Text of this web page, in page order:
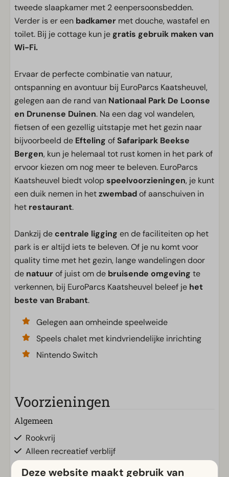
tweede slaapkamer met 2 eenpersoonsbedden.
Verder is er een badkamer met douche, wastafel en
toilet. Bij je cottage kun je gratis gebruik maken van
Wi-Fi.
Ervaar de perfecte combinatie van natuur,
ontspanning en avontuur bij EuroParcs Kaatsheuvel,
gelegen aan de rand van Nationaal Park De Loonse
en Drunense Duinen. Na een dag vol wandelen,
fietsen of een gezellig uitstapje met het gezin naar
bijvoorbeeld de Efteling of Safaripark Beekse
Bergen, kun je helemaal tot rust komen in het park of
ervoor kiezen om nog meer te beleven. EuroParcs
Kaatsheuvel biedt volopspeelvoorzieningen, je kunt
een duik nemen in hetzwembadof aanschuiven in
het restaurant.
Dankzij decentrale ligging en de faciliteiten op het
park is er altijd iets te beleven. Of je nu komt voor
quality time met het gezin, lange wandelingen door
de natuurof juist om de bruisende omgeving te
verkennen, bij EuroParcs Kaatsheuvel beleef je het
beste van Brabant.
Gelegen aan omheinde speelweide
Speels chalet met kindvriendelijke inrichting
Nintendo Switch
Voorzieningen
Algemeen
Rookvrij
Alleen recreatief verblijf
Deze website maakt gebruik van